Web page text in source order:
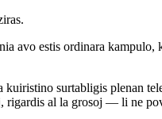
avo estis ordinara
surtabligis plenan
rigardis al la grosoj — li ne